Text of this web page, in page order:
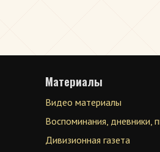
Материалы
Видео материалы
Воспоминания, дневники,
Дивизионная газета